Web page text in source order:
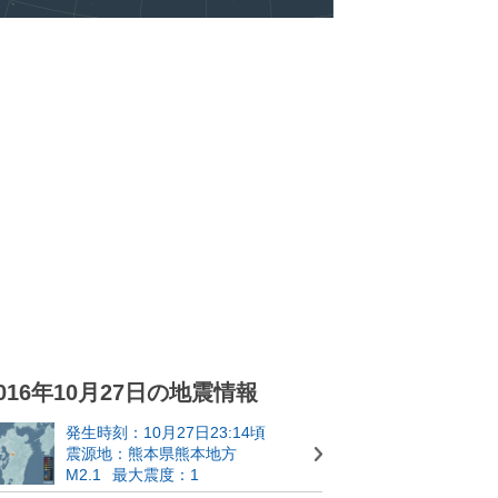
年10月27日の地震情報
発生時刻：10月27日23:14頃
震源地：熊本県熊本地方
M2.1
最大震度：1